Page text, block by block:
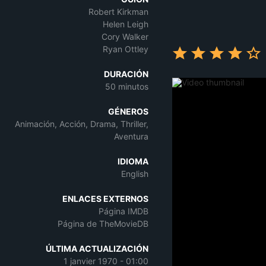
Robert Kirkman
Helen Leigh
Cory Walker
Ryan Ottley
DURACIÓN
50 minutos
GÉNEROS
Animación, Acción, Drama, Thriller,
Aventura
IDIOMA
English
ENLACES EXTERNOS
Página IMDB
Página de TheMovieDB
ÚLTIMA ACTUALIZACIÓN
1 janvier 1970 - 01:00